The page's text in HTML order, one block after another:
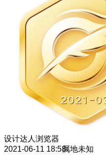
设计达人 浏览器
2021-06-11 18:58属地未知